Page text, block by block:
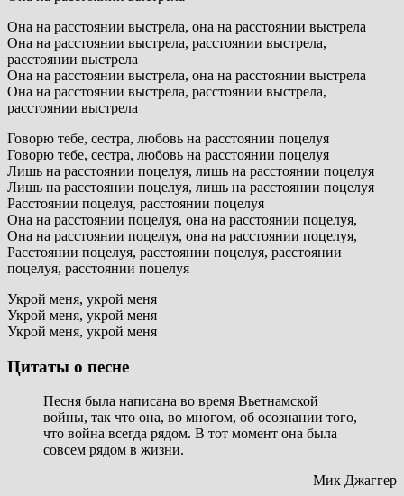
Она на расстоянии выстрела, она на расстоянии выстрела
Она на расстоянии выстрела, расстоянии выстрела,
расстоянии выстрела
Она на расстоянии выстрела, она на расстоянии выстрела
Она на расстоянии выстрела, расстоянии выстрела,
расстоянии выстрела
Говорю тебе, сестра, любовь на расстоянии поцелуя
Говорю тебе, сестра, любовь на расстоянии поцелуя
Лишь на расстоянии поцелуя, лишь на расстоянии поцелуя
Лишь на расстоянии поцелуя, лишь на расстоянии поцелуя
Расстоянии поцелуя, расстоянии поцелуя
Она на расстоянии поцелуя, она на расстоянии поцелуя,
Она на расстоянии поцелуя, она на расстоянии поцелуя,
Расстоянии поцелуя, расстоянии поцелуя, расстоянии
поцелуя, расстоянии поцелуя
Укрой меня, укрой меня
Укрой меня, укрой меня
Укрой меня, укрой меня
Цитаты о песне
Песня была написана во время Вьетнамской
войны, так что она, во многом, об осознании того,
что война всегда рядом. В тот момент она была
совсем рядом в жизни.
Мик Джаггер